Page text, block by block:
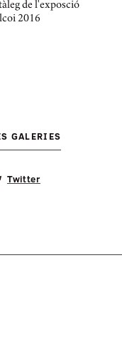
de l'exposció
2016
GALERIES
Twitter